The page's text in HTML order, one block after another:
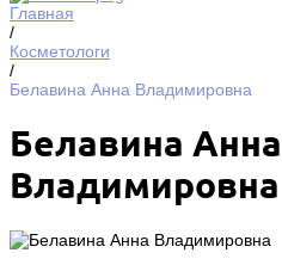
Главная
/
Косметологи
/
Белавина Анна Владимировна
Белавина Анна
Владимировна